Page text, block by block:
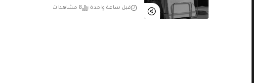
قبل ساعة واحدة 8 مشاهدات